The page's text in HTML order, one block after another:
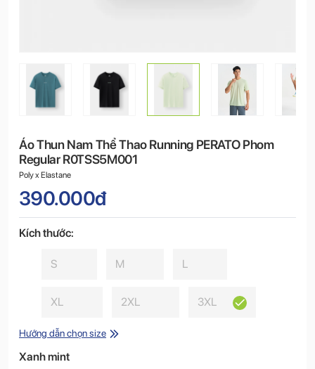
Áo Thun Nam Thể Thao Running PERATO Phom
Regular R0TSS5M001
Poly x Elastane
390.000đ
Kích thước:
S M L
XL 2XL 3XL
Hướng dẫn chọn size
Xanh mint